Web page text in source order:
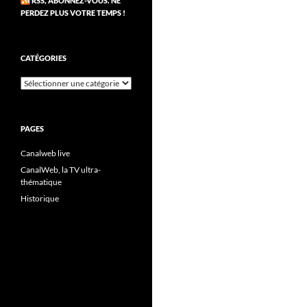
PERDEZ PLUS VOTRE TEMPS !
CATÉGORIES
Catégories
PAGES
Canalweb live
CanalWeb, la TV ultra-
thématique
Historique